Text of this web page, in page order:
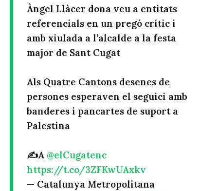
Àngel Llàcer dona veu a entitats
referencials en un pregó crític i
amb xiulada a l’alcalde a la festa
major de Sant Cugat
Als Quatre Cantons desenes de
persones esperaven el seguici amb
banderes i pancartes de suport a
Palestina
✍️A @elCugatenc
https://t.co/3ZFKwUAxkv
— Catalunya Metropolitana